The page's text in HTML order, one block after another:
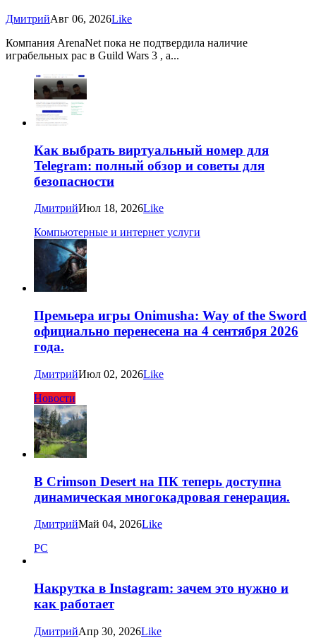
ДмитрийАвг 06, 2026Like
Компания ArenaNet пока не подтвердила наличие
играбельных рас в Guild Wars 3 , а...
Как выбрать виртуальный номер для
Telegram: полный обзор и советы для
безопасности
ДмитрийИюл 18, 2026Like
Компьютерные и интернет услуги
Премьера игры Onimusha: Way of the Sword
официально перенесена на 4 сентября 2026
года.
ДмитрийИюл 02, 2026Like
Новости
В Crimson Desert на ПК теперь доступна
динамическая многокадровая генерация.
ДмитрийМай 04, 2026Like
PC
Накрутка в Instagram: зачем это нужно и
как работает
ДмитрийАпр 30, 2026Like